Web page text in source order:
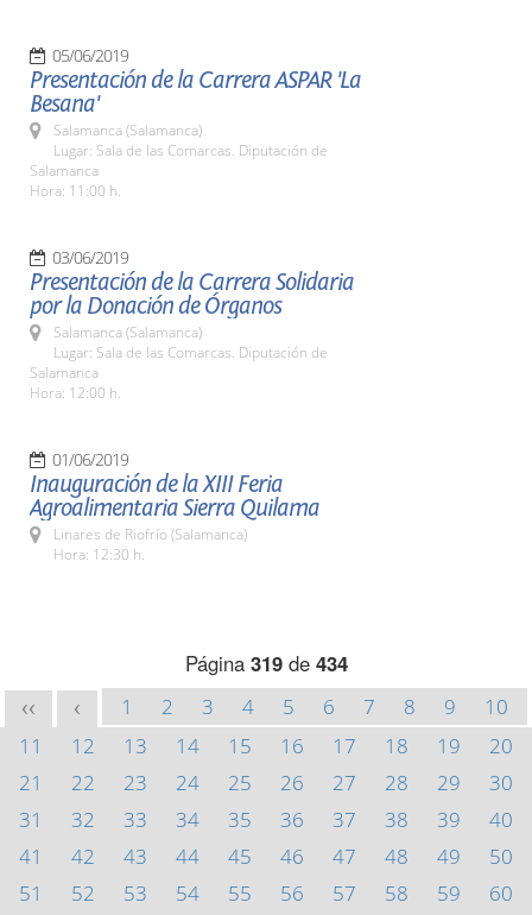
05/06/2019
Presentación de la Carrera ASPAR 'La
Besana'
Salamanca (Salamanca)
Lugar: Sala de las Comarcas. Diputación de
Salamanca
Hora: 11:00 h.
03/06/2019
Presentación de la Carrera Solidaria
por la Donación de Órganos
Salamanca (Salamanca)
Lugar: Sala de las Comarcas. Diputación de
Salamanca
Hora: 12:00 h.
01/06/2019
Inauguración de la XIII Feria
Agroalimentaria Sierra Quilama
Linares de Riofrío (Salamanca)
Hora: 12:30 h.
Página 319de 434
<< < 1 2 3 4 5 6 7 8 9
10
11
12 13 14 15 16 17 18 19
20
21
22 23 24 25 26 27 28 29
30
31
32 33 34 35 36 37 38 39
40
41
42 43 44 45 46 47 48 49
50
51
52 53 54 55 56 57 58 59
60